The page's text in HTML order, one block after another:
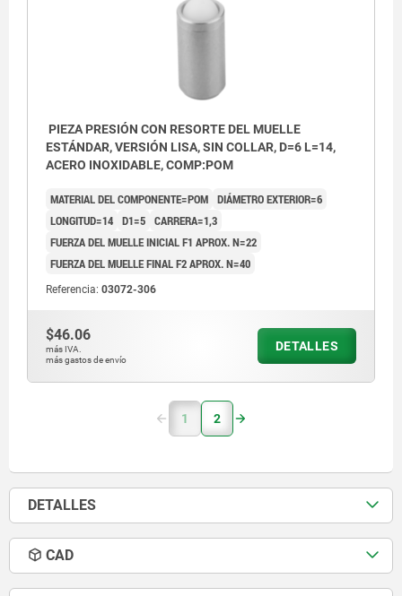
PIEZA PRESIÓN CON RESORTE DEL MUELLE
ESTÁNDAR, VERSIÓN LISA, SIN COLLAR, D=6 L=14,
ACERO INOXIDABLE, COMP:POM
MATERIAL DEL COMPONENTE=POM DIÁMETRO EXTERIOR=6
LONGITUD=14 D1=5 CARRERA=1,3
FUERZA DEL MUELLE INICIAL F1 APROX. N=22
FUERZA DEL MUELLE FINAL F2 APROX. N=40
Referencia: 03072-306
$46.06
más IVA.
más gastos de envío
DETALLES
1 2
DETALLES
CAD